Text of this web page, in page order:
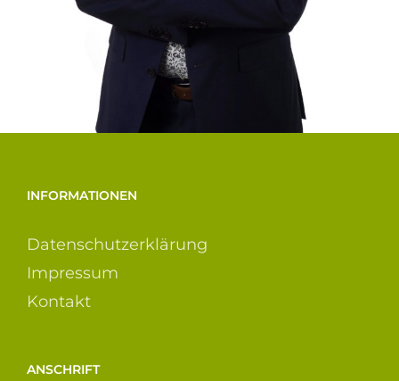
INFORMATIONEN
Datenschutzerklärung
Impressum
Kontakt
ANSCHRIFT